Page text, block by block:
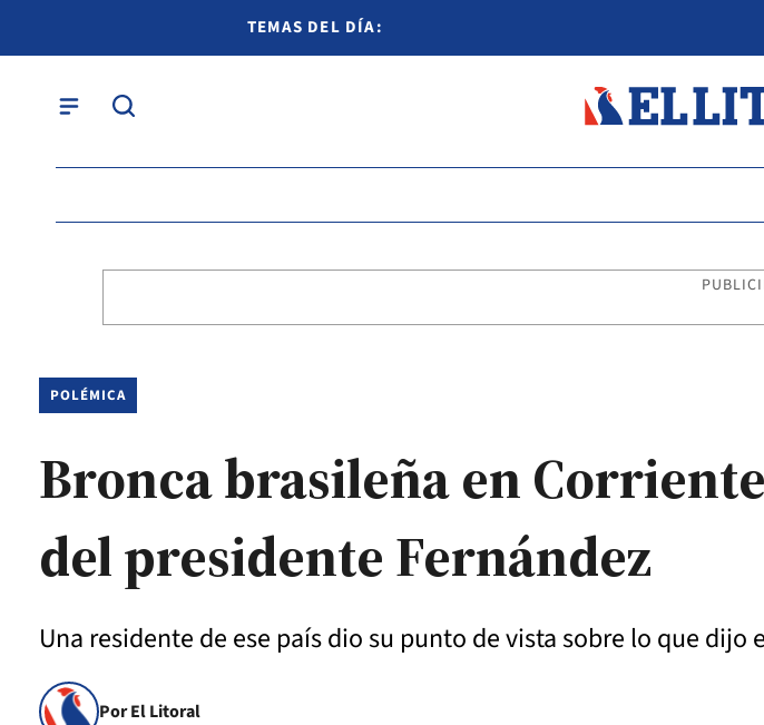
TEMAS DEL DÍA:
POLÉMICA
Bronca brasileña en
del presidente Fernández
Una residente de ese país dio su punto de vista sobre lo que
Por El Litoral